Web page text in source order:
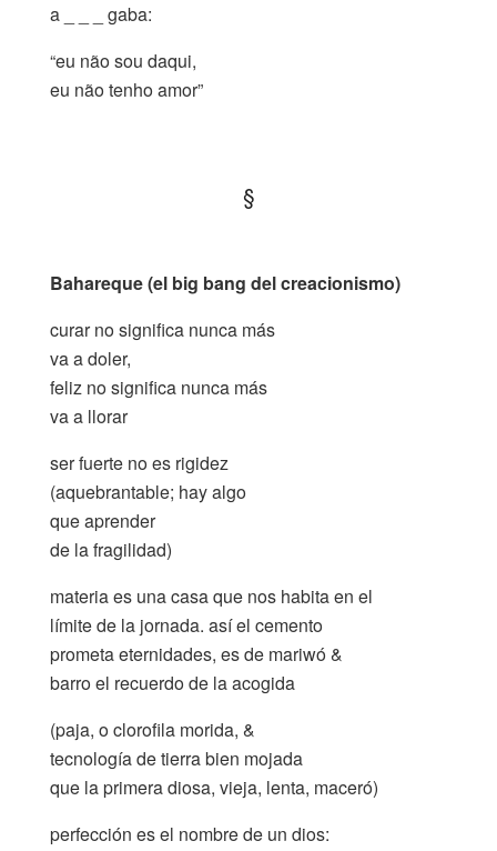
a _ _ _ gaba:
“eu não sou daqui,
eu não tenho amor”
§
Bahareque (el big bang del creacionismo)
curar no significa nunca más
va a doler,
feliz no significa nunca más
va a llorar
ser fuerte no es rigidez
(aquebrantable; hay algo
que aprender
de la fragilidad)
materia es una casa que nos habita en el
límite de la jornada. así el cemento
prometa eternidades, es de mariwó &
barro el recuerdo de la acogida
(paja, o clorofila morida, &
tecnología de tierra bien mojada
que la primera diosa, vieja, lenta, maceró)
perfección es el nombre de un dios: